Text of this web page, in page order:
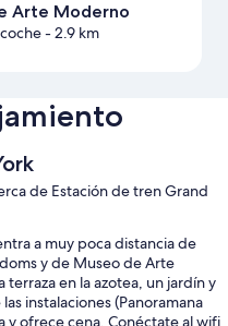
Arte Moderno
- 2.9 km
de Estación de tren Grand
a muy poca distancia de
y de Museo de Arte
en la azotea, un jardín y
instalaciones (Panoramana
y ofrece cena. Conéctate al wifi